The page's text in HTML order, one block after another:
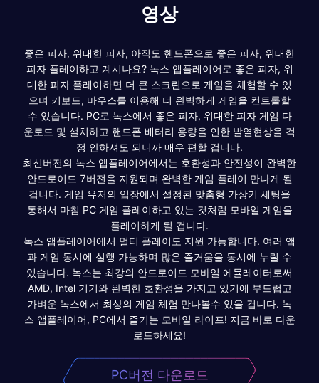
영상
좋은 피자, 위대한 피자, 아직도 핸드폰으로 좋은 피자, 위대한
피자 플레이하고 계시나요? 녹스 앱플레이어로 좋은 피자, 위
대한 피자 플레이하면 더 큰 스크린으로 게임을 체험할 수 있
으며 키보드, 마우스를 이용해 더 완벽하게 게임을 컨트롤할
수 있습니다. PC로 녹스에서 좋은 피자, 위대한 피자 게임 다
운로드 및 설치하고 핸드폰 배터리 용량을 인한 발열현상을 걱
정 안하셔도 되니까 매우 편할 겁니다.
최신버전의 녹스 앱플레이어에서는 호환성과 안전성이 완벽한
안드로이드 7버전을 지원되며 완벽한 게임 플레이 만나게 될
겁니다. 게임 유저의 입장에서 설정된 맞춤형 가상키 세팅을
통해서 마침 PC 게임 플레이하고 있는 것처럼 모바일 게임을
플레이하게 될 겁니다.
녹스 앱플레이어에서 멀티 플레이도 지원 가능합니다. 여러 앱
과 게임 동시에 실행 가능하며 많은 즐거움을 동시에 누릴 수
있습니다. 녹스는 최강의 안드로이드 모바일 에뮬레이터로써
AMD, Intel 기기와 완벽한 호환성을 가지고 있기에 부드럽고
가벼운 녹스에서 최상의 게임 체험 만나볼수 있을 겁니다. 녹
스 앱플레이어, PC에서 즐기는 모바일 라이프! 지금 바로 다운
로드하세요!
PC버전 다운로드